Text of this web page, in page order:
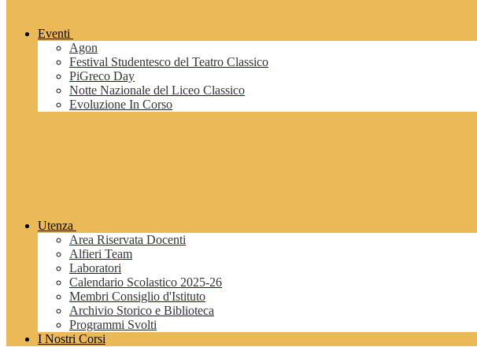
Eventi
Agon
Festival Studentesco del Teatro Classico
PiGreco Day
Notte Nazionale del Liceo Classico
Evoluzione In Corso
Utenza
Area Riservata Docenti
Alfieri Team
Laboratori
Calendario Scolastico 2025-26
Membri Consiglio d'Istituto
Archivio Storico e Biblioteca
Programmi Svolti
I Nostri Corsi